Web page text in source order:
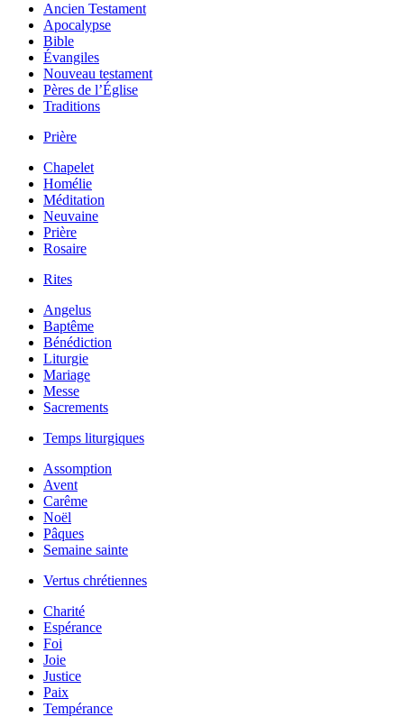
Ancien Testament
Apocalypse
Bible
Évangiles
Nouveau testament
Pères de l’Église
Traditions
Prière
Chapelet
Homélie
Méditation
Neuvaine
Prière
Rosaire
Rites
Angelus
Baptême
Bénédiction
Liturgie
Mariage
Messe
Sacrements
Temps liturgiques
Assomption
Avent
Carême
Noël
Pâques
Semaine sainte
Vertus chrétiennes
Charité
Espérance
Foi
Joie
Justice
Paix
Tempérance